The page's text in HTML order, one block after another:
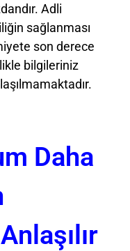
Adli
sağlanması
son derece
bilgileriniz
Daha